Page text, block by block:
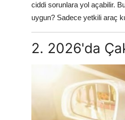
ciddi sorunlara yol açabilir.
uygun? Sadece yetkili araç
2. 2026'da